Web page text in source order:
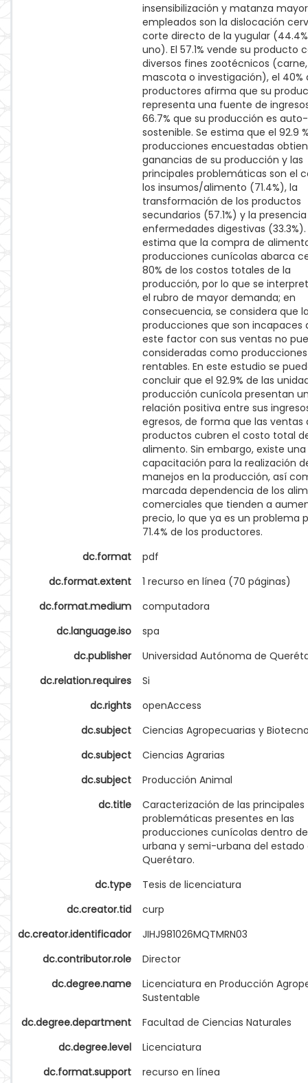
insensibilización y matanza
empleados son la dislocación
corte directo de la yugular
uno). El 57.1% vende su producto
diversos fines zootécnicos (carne,
mascota o investigación), el 40%
productores afirma que su
representa una fuente de
66.7% que su producción es auto-
sostenible. Se estima que el 92.9
producciones encuestadas
ganancias de su producción y las
principales problemáticas son el
los insumos/alimento (71.4%), la
transformación de los productos
secundarios (57.1%) y la
enfermedades digestivas (33.3%).
estima que la compra de
producciones cunícolas abarca
80% de los costos totales de la
producción, por lo que se
el rubro de mayor demanda; en
consecuencia, se considera que
producciones que son incapaces
este factor con sus ventas no
consideradas como producciones
rentables. En este estudio se
concluir que el 92.9% de las
producción cunícola presentan
relación positiva entre sus
egresos, de forma que las ventas
productos cubren el costo total
alimento. Sin embargo, existe
capacitación para la realización
manejos en la producción, así
marcada dependencia de los
comerciales que tienden a
precio, lo que ya es un problema
71.4% de los productores.
dc.format
pdf
dc.format.extent
1 recurso en línea (70 páginas)
dc.format.medium
computadora
dc.language.iso
spa
dc.publisher
Universidad Autónoma de
dc.relation.requires
Si
dc.rights
openAccess
dc.subject
Ciencias Agropecuarias y
dc.subject
Ciencias Agrarias
dc.subject
Producción Animal
dc.title
Caracterización de las principales
problemáticas presentes en las
producciones cunícolas dentro
urbana y semi-urbana del estado
Querétaro.
dc.type
Tesis de licenciatura
dc.creator.tid
curp
dc.creator.identificador
JIHJ981026MQTMRN03
dc.contributor.role
Director
dc.degree.name
Licenciatura en Producción
Sustentable
dc.degree.department
Facultad de Ciencias Naturales
dc.degree.level
Licenciatura
dc.format.support
recurso en línea